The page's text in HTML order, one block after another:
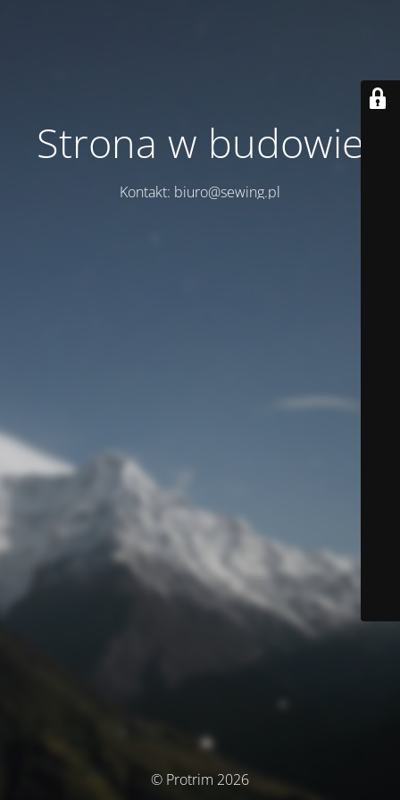
Strona w budowie
Kontakt: biuro@sewing.pl
© Protrim 2026